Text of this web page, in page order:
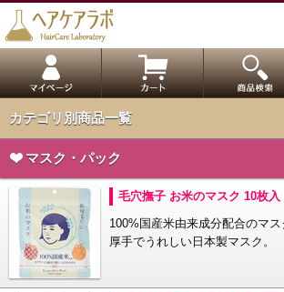
カテゴリ別商品一覧
マスク・パック
毛穴撫子 お米のマスク 10枚入
100%国産米由来成分配合のマス
厚手でうれしい日本製マスク。